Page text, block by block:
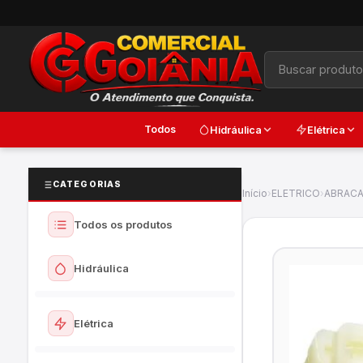
Todos Hidráulica Elétrica
CATEGORIAS
Todos os produtos
Hidráulica
Ver todos
Elétrica
Início›ELETRICO›